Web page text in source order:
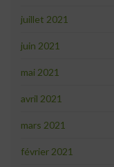
juillet 2021
juin 2021
mai 2021
avril 2021
mars 2021
février 2021